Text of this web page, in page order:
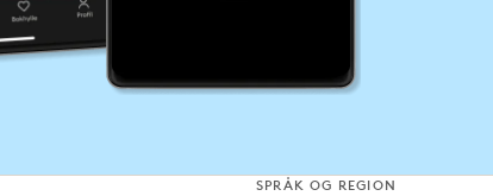
SPRÅK OG REGION